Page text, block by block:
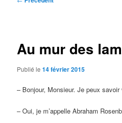
Au mur des
Publié le14 février 2015
– Bonjour, Monsieur. Je peux savoir
– Oui, je m’appelle Abraham